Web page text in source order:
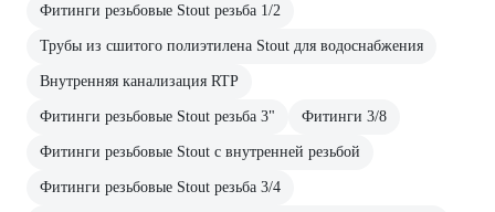
Фитинги резьбовые Stout резьба 1/2
Трубы из сшитого полиэтилена Stout для водоснабжения
Внутренняя канализация RTP
Фитинги резьбовые Stout резьба 3" Фитинги 3/8
Фитинги резьбовые Stout с внутренней резьбой
Фитинги резьбовые Stout резьба 3/4